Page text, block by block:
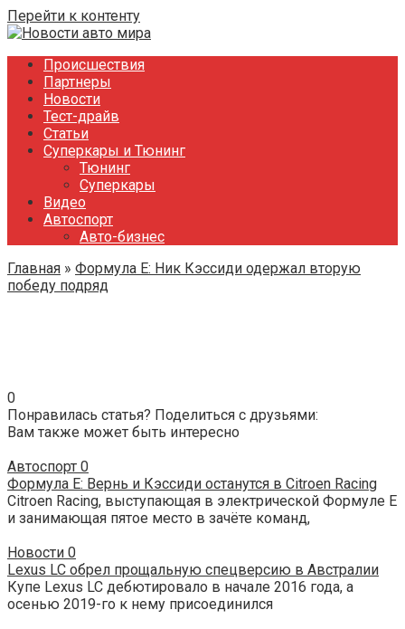
Перейти к контенту
Происшествия
Партнеры
Новости
Тест-драйв
Статьи
Суперкары и Тюнинг
Тюнинг
Суперкары
Видео
Автоспорт
Авто-бизнес
Главная » Формула E: Ник Кэссиди одержал вторую
победу подряд
0
Понравилась статья? Поделиться с друзьями:
Вам также может быть интересно
Автоспорт 0
Формула Е: Вернь и Кэссиди останутся в Citroen Racing
Citroen Racing, выступающая в электрической Формуле Е
и занимающая пятое место в зачёте команд,
Новости 0
Lexus LC обрел прощальную спецверсию в Австралии
Купе Lexus LC дебютировало в начале 2016 года, а
осенью 2019-го к нему присоединился